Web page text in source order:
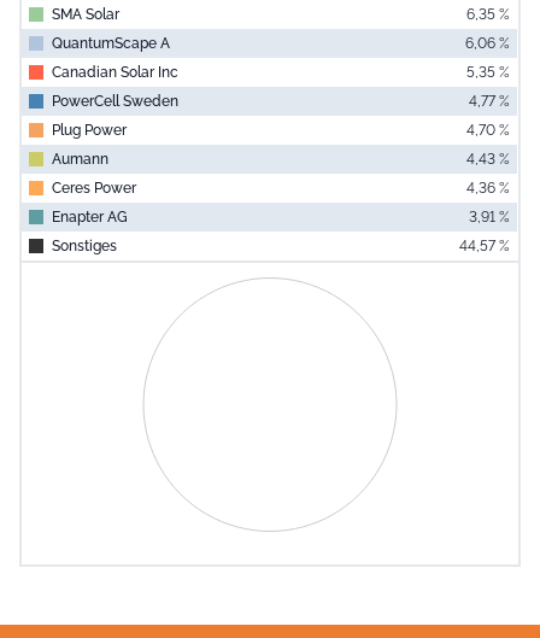
SMA Solar
6,35 %
QuantumScape A
6,06 %
Canadian Solar Inc
5,35 %
PowerCell Sweden
4,77 %
Plug Power
4,70 %
Aumann
4,43 %
Ceres Power
4,36 %
Enapter AG
3,91 %
Sonstiges
44,57 %
Pie chart with 0 slices.
View as data table, Chart